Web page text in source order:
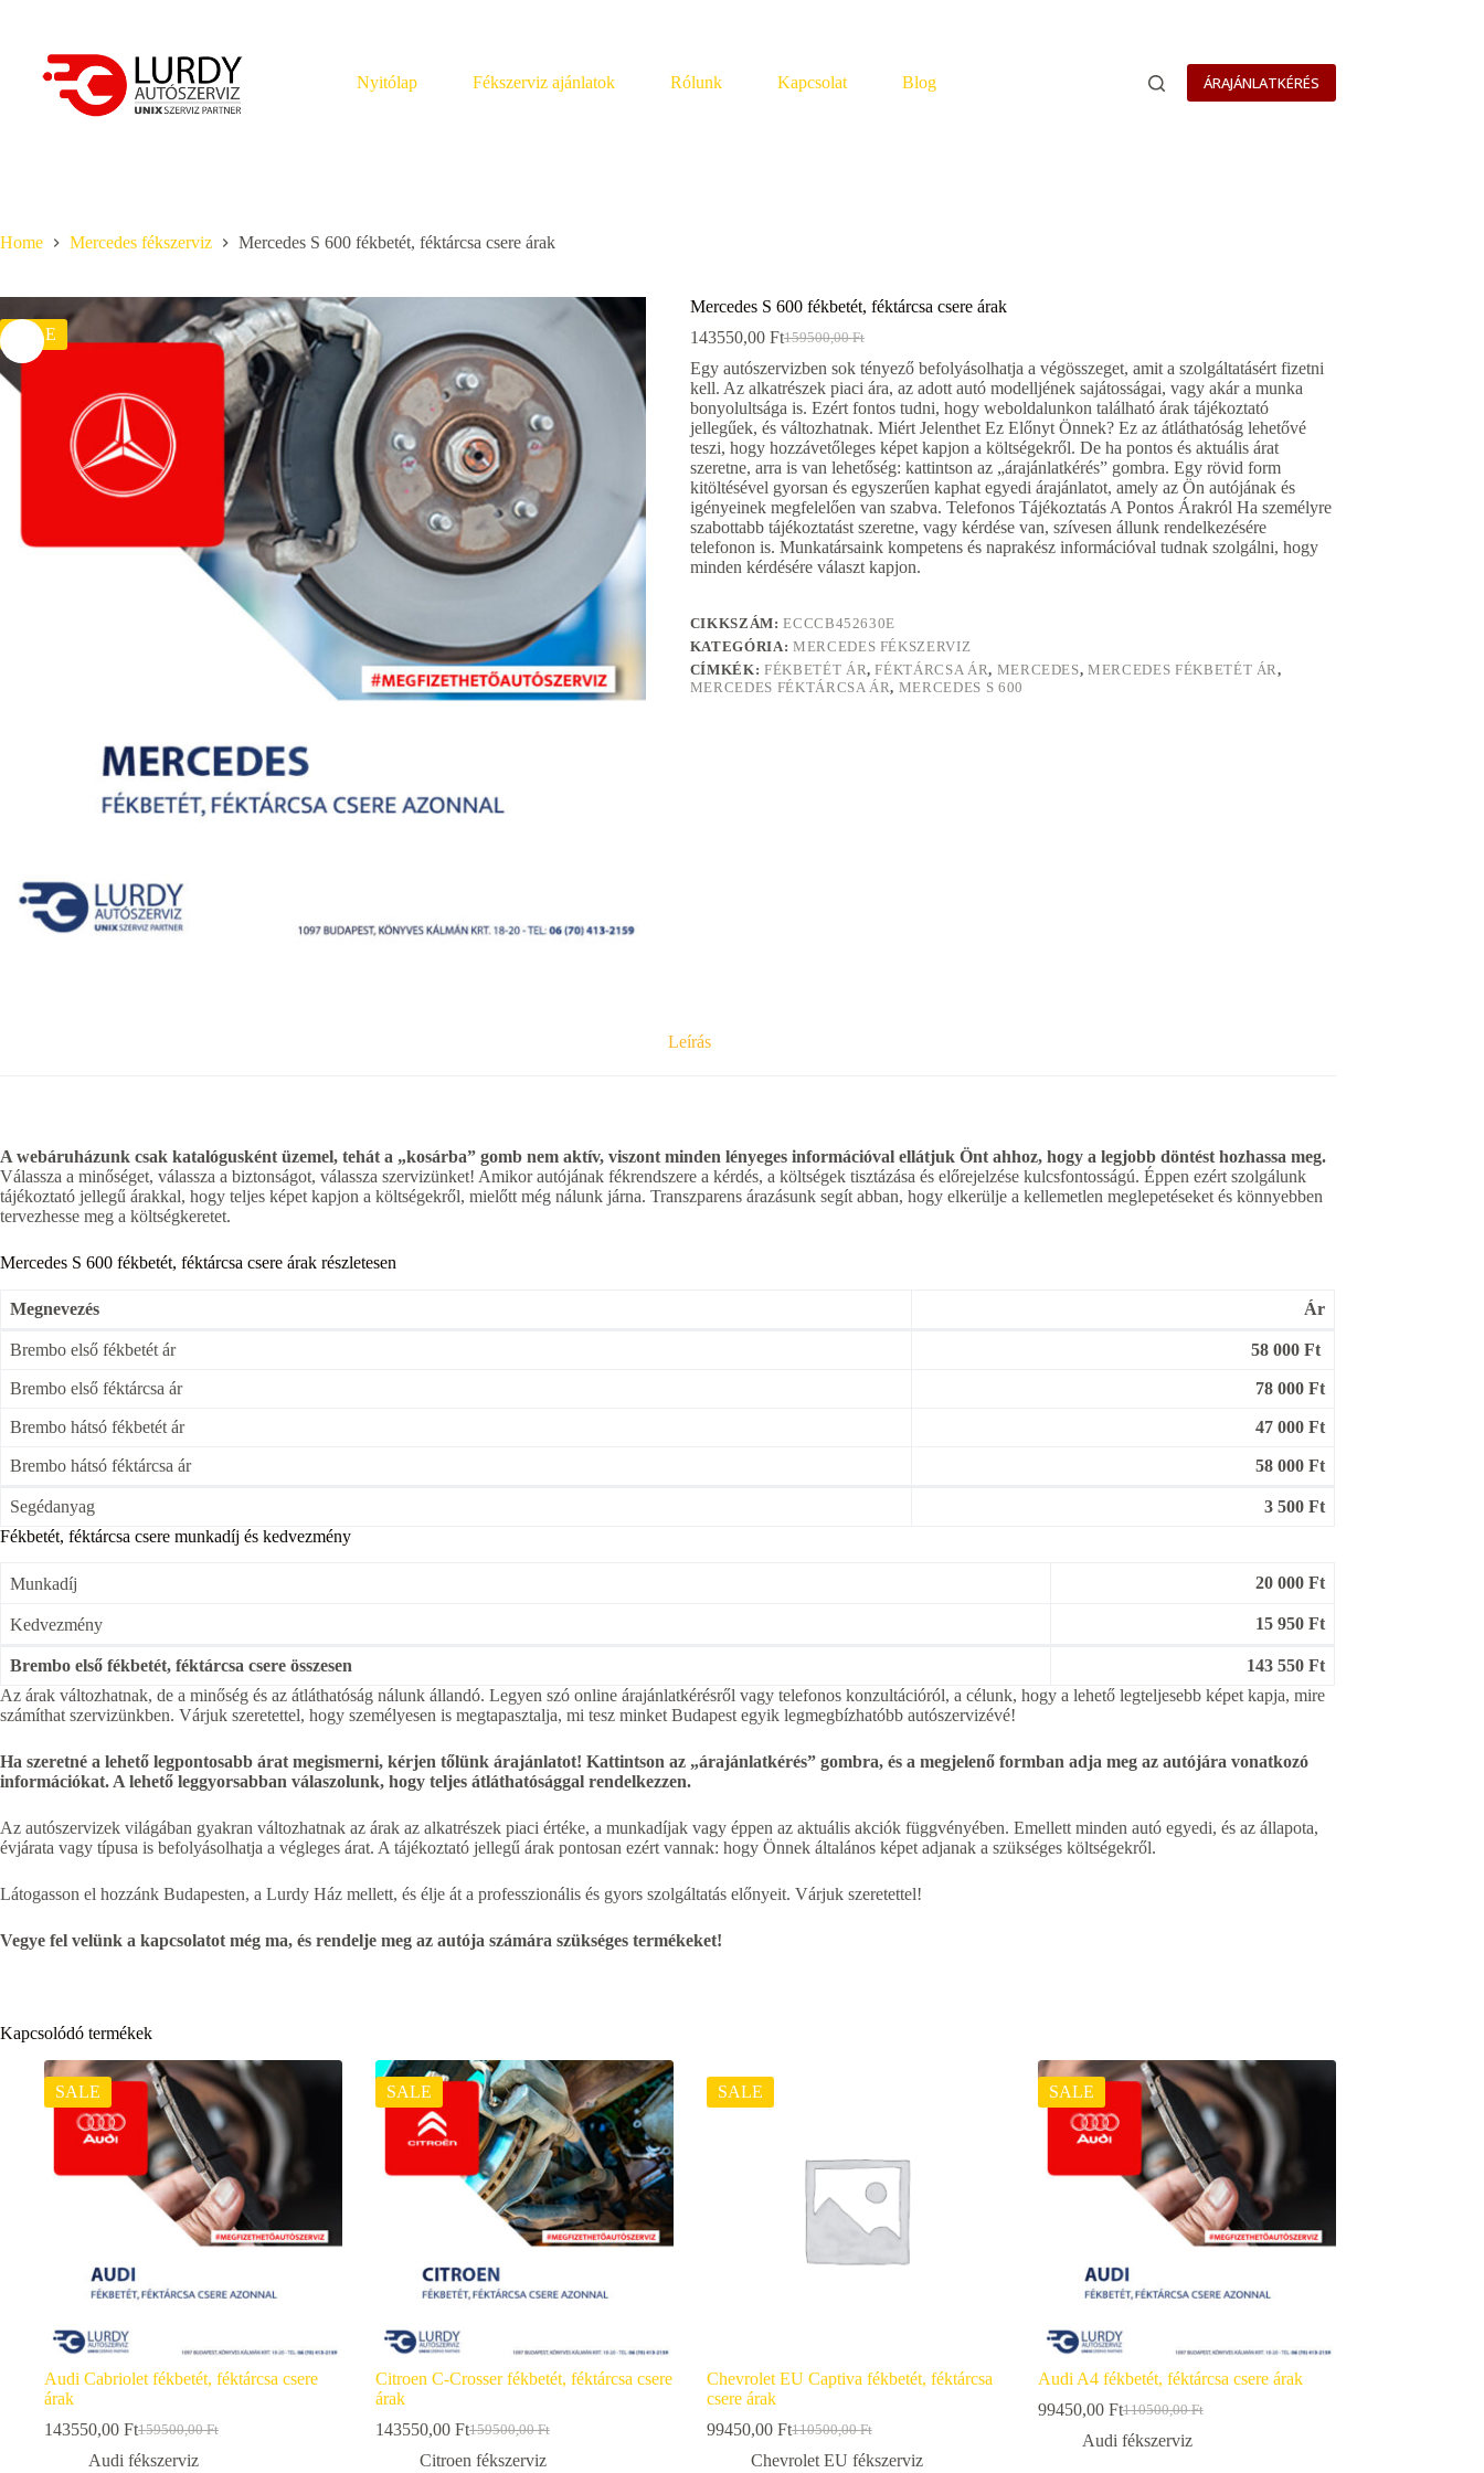
Nyitólap
Fékszerviz ajánlatok Rólunk Kapcsolat Blog ÁRAJÁNLATKÉRÉS
Home Mercedes fékszerviz Mercedes S 600 fékbetét, féktárcsa csere árak
SALE
Mercedes S 600 fékbetét, féktárcsa csere árak
159500,00Ft
Original
price
was:
159500,00 Ft.
143550,00 FtCurrent
price
is:
143550,00 Ft.
Egy autószervizben sok tényező befolyásolhatja a végösszeget, amit a szolgáltatásért fizetni
kell. Az alkatrészek piaci ára, az adott autó modelljének sajátosságai, vagy akár a munka
bonyolultsága is. Ezért fontos tudni, hogy weboldalunkon található árak tájékoztató
jellegűek, és változhatnak. Miért Jelenthet Ez Előnyt Önnek? Ez az átláthatóság lehetővé
teszi, hogy hozzávetőleges képet kapjon a költségekről. De ha pontos és aktuális árat
szeretne, arra is van lehetőség: kattintson az „árajánlatkérés” gombra. Egy rövid form
kitöltésével gyorsan és egyszerűen kaphat egyedi árajánlatot, amely az Ön autójának és
igényeinek megfelelően van szabva. Telefonos Tájékoztatás A Pontos Árakról Ha személyre
szabottabb tájékoztatást szeretne, vagy kérdése van, szívesen állunk rendelkezésére
telefonon is. Munkatársaink kompetens és naprakész információval tudnak szolgálni, hogy
minden kérdésére választ kapjon.
CIKKSZÁM:ECCCB452630E
KATEGÓRIA: MERCEDES FÉKSZERVIZ
CÍMKÉK: FÉKBETÉT ÁR,FÉKTÁRCSA ÁR, MERCEDES,MERCEDES FÉKBETÉT ÁR,
MERCEDES FÉKTÁRCSA ÁR, MERCEDES S 600
Leírás
A webáruházunk csak katalógusként üzemel, tehát a „kosárba” gomb nem aktív, viszont minden lényeges információval ellátjuk Önt ahhoz, hogy a legjobb döntést hozhassa meg.
Válassza a minőséget, válassza a biztonságot, válassza szervizünket! Amikor autójának fékrendszere a kérdés, a költségek tisztázása és előrejelzése kulcsfontosságú. Éppen ezért szolgálunk
tájékoztató jellegű árakkal, hogy teljes képet kapjon a költségekről, mielőtt még nálunk járna. Transzparens árazásunk segít abban, hogy elkerülje a kellemetlen meglepetéseket és könnyebben
tervezhesse meg a költségkeretet.
Mercedes S 600 fékbetét, féktárcsa csere árak részletesen
Megnevezés Ár
Brembo első fékbetét ár 58 000 Ft
Brembo első féktárcsa ár 78 000 Ft
Brembo hátsó fékbetét ár 47 000 Ft
Brembo hátsó féktárcsa ár 58 000 Ft
Segédanyag
3 500 Ft
Fékbetét, féktárcsa csere munkadíj és kedvezmény
Munkadíj 20 000 Ft
Kedvezmény 15 950 Ft
Brembo első fékbetét, féktárcsa csere összesen
143 550 Ft
Az árak változhatnak, de a minőség és az átláthatóság nálunk állandó. Legyen szó online árajánlatkérésről vagy telefonos konzultációról, a célunk, hogy a lehető legteljesebb képet kapja, mire
számíthat szervizünkben. Várjuk szeretettel, hogy személyesen is megtapasztalja, mi tesz minket Budapest egyik legmegbízhatóbb autószervizévé!
Ha szeretné a lehető legpontosabb árat megismerni, kérjen tőlünk árajánlatot! Kattintson az „árajánlatkérés” gombra, és a megjelenő formban adja meg az autójára vonatkozó
információkat. A lehető leggyorsabban válaszolunk, hogy teljes átláthatósággal rendelkezzen.
Az autószervizek világában gyakran változhatnak az árak az alkatrészek piaci értéke, a munkadíjak vagy éppen az aktuális akciók függvényében. Emellett minden autó egyedi, és az állapota,
évjárata vagy típusa is befolyásolhatja a végleges árat. A tájékoztató jellegű árak pontosan ezért vannak: hogy Önnek általános képet adjanak a szükséges költségekről.
Látogasson el hozzánk Budapesten, a Lurdy Ház mellett, és élje át a professzionális és gyors szolgáltatás előnyeit. Várjuk szeretettel!
Vegye fel velünk a kapcsolatot még ma, és rendelje meg az autója számára szükséges termékeket!
Kapcsolódó termékek
SALE
Audi Cabriolet fékbetét, féktárcsa csere
árak
159500,00Ft
Original
price
143550,00 FtCurrent
price
Audi fékszerviz
SALE
Citroen C-Crosser fékbetét, féktárcsa csere
árak
159500,00Ft
Original
price
143550,00 FtCurrent
price
Citroen fékszerviz
SALE
Chevrolet EU Captiva fékbetét, féktárcsa
csere árak
110500,00Ft
Original
price
99450,00 FtCurrent
price
Chevrolet EU fékszerviz
SALE
Audi A4 fékbetét, féktárcsa csere árak
110500,00Ft
Original
price
99450,00 FtCurrent
price
Audi fékszerviz